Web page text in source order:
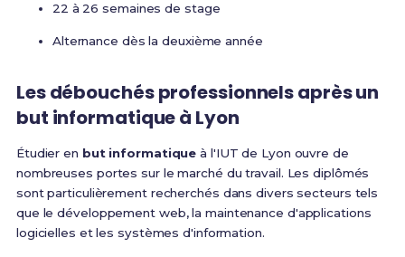
22 à 26 semaines de stage
Alternance dès la deuxième année
Les débouchés professionnels après un
but informatique à Lyon
Étudier en but informatique à l'IUT de Lyon ouvre de
nombreuses portes sur le marché du travail. Les diplômés
sont particulièrement recherchés dans divers secteurs tels
que le développement web, la maintenance d'applications
logicielles et les systèmes d'information.